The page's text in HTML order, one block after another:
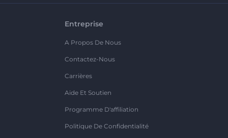
Entreprise
A Propos De Nous
Contactez-Nous
Carrières
Aide Et Soutien
Programme D'affiliation
Politique De Confidentialité